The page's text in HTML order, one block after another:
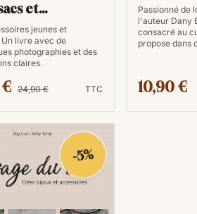
de motifs complexes.
d'Internet pour résoudre un
avez besoin est à portée de
dans la sélection des cuirs
de créer des articles durables et
et
jeunes et
livre avec de
photographies et des
claires.
€ 24,90 € TTC
Passionné de
l'auteur Dany
consacré au
propose dans
10,90 €
-5%